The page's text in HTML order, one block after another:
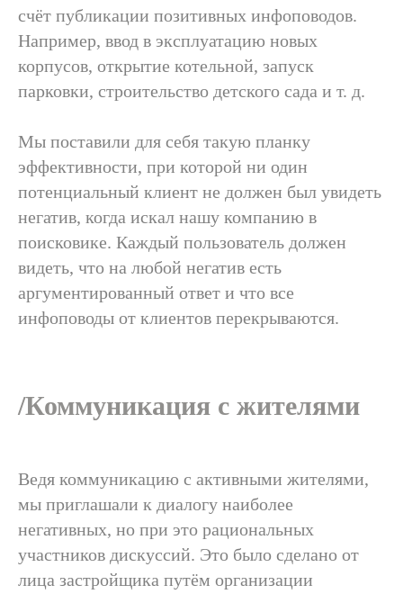
счёт публикации позитивных инфоповодов.
Например, ввод в эксплуатацию новых
корпусов, открытие котельной, запуск
парковки, строительство детского сада и т. д.
Мы поставили для себя такую планку
эффективности, при которой ни один
потенциальный клиент не должен был увидеть
негатив, когда искал нашу компанию в
поисковике. Каждый пользователь должен
видеть, что на любой негатив есть
аргументированный ответ и что все
инфоповоды от клиентов перекрываются.
/Коммуникация с жителями
Ведя коммуникацию с активными жителями,
мы приглашали к диалогу наиболее
негативных, но при это рациональных
участников дискуссий. Это было сделано от
лица застройщика путём организации